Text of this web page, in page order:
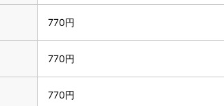
770円
770円
770円